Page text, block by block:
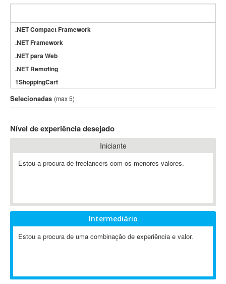
.NET Compact Framework
.NET Framework
.NET para Web
.NET Remoting
1ShoppingCart
3DS Max
3GSM
802.11
A-GPS
ABAP
Abaqus
ABBYY FineReader
Ableton
Selecionadas (max 5)
Nível de experiência desejado
Iniciante
Estou a procura de freelancers com os menores valores.
Intermediário
Estou a procura de uma combinação de experiência e valor.